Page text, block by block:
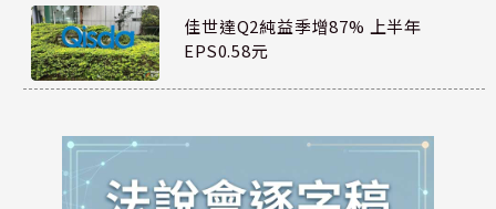
佳世達Q2純益季增87% 上半年
EPS0.58元